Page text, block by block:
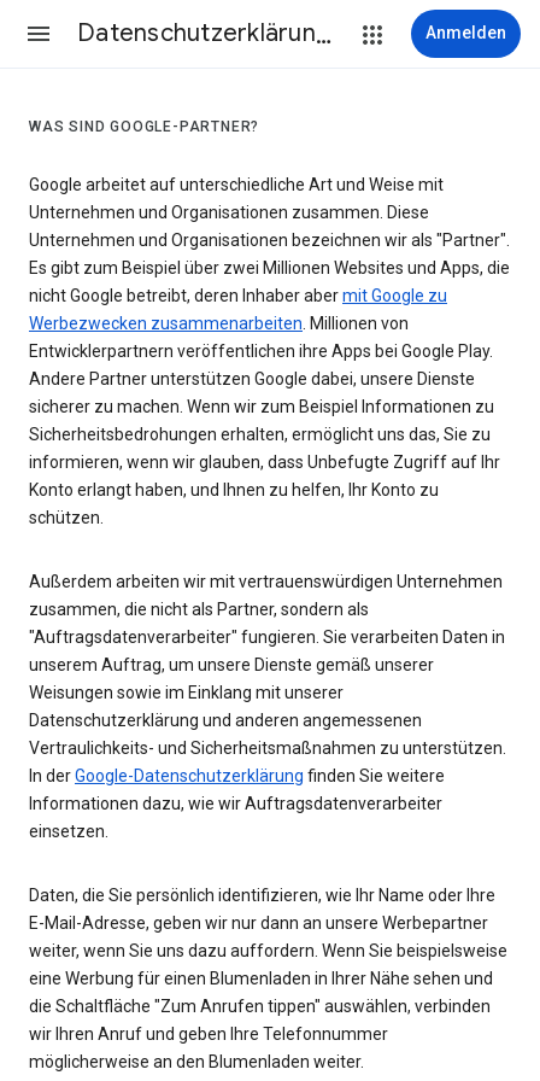
Datenschutzerklärung & Nutzungsbedingungen Anmelden
WAS SIND GOOGLE-PARTNER?
Google arbeitet auf unterschiedliche Art und Weise mit
Unternehmen und Organisationen zusammen. Diese
Unternehmen und Organisationen bezeichnen wir als "Partner".
Es gibt zum Beispiel über zwei Millionen Websites und Apps, die
nicht Google betreibt, deren Inhaber abermit Google zu
Werbezwecken zusammenarbeiten. Millionen von
Entwicklerpartnern veröffentlichen ihre Apps bei Google Play.
Andere Partner unterstützen Google dabei, unsere Dienste
sicherer zu machen. Wenn wir zum Beispiel Informationen zu
Sicherheitsbedrohungen erhalten, ermöglicht uns das, Sie zu
informieren, wenn wir glauben, dass Unbefugte Zugriff auf Ihr
Konto erlangt haben, und Ihnen zu helfen, Ihr Konto zu
schützen.
Außerdem arbeiten wir mit vertrauenswürdigen Unternehmen
zusammen, die nicht als Partner, sondern als
"Auftragsdatenverarbeiter" fungieren. Sie verarbeiten Daten in
unserem Auftrag, um unsere Dienste gemäß unserer
Weisungen sowie im Einklang mit unserer
Datenschutzerklärung und anderen angemessenen
Vertraulichkeits- und Sicherheitsmaßnahmen zu unterstützen.
In derGoogle-Datenschutzerklärung finden Sie weitere
Informationen dazu, wie wir Auftragsdatenverarbeiter
einsetzen.
Daten, die Sie persönlich identifizieren, wie Ihr Name oder Ihre
E-Mail-Adresse, geben wir nur dann an unsere Werbepartner
weiter, wenn Sie uns dazu auffordern. Wenn Sie beispielsweise
eine Werbung für einen Blumenladen in Ihrer Nähe sehen und
die Schaltfläche "Zum Anrufen tippen" auswählen, verbinden
wir Ihren Anruf und geben Ihre Telefonnummer
möglicherweise an den Blumenladen weiter.